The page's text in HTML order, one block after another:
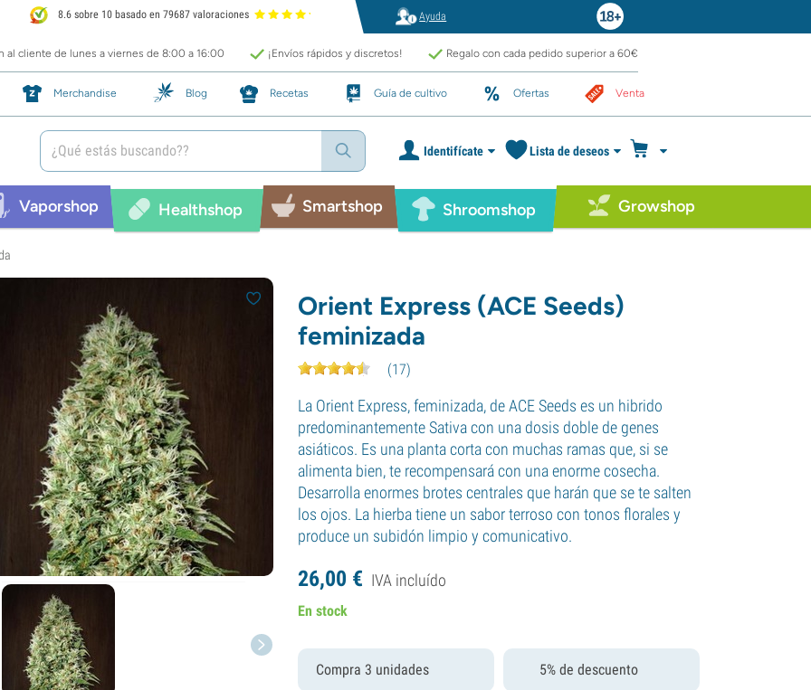
8.6 sobre 10 basado en 79687 valoraciones Ayuda
al cliente de lunes a viernes de 8:00 a 16:00 ¡Envíos rápidos y discretos! Regalo con cada pedido superior a 60€
Merchandise Blog Recetas Guía de cultivo Ofertas Venta
Identifícate Lista de deseos
Vaporshop Healthshop Smartshop Shroomshop Growshop
Orient Express (ACE Seeds)
feminizada
(17)
La Orient Express, feminizada, de ACE Seeds es un hibrido
predominantemente Sativa con una dosis doble de genes
asiáticos. Es una planta corta con muchas ramas que, si se
alimenta bien, te recompensará con una enorme cosecha.
Desarrolla enormes brotes centrales que harán que se te salten
los ojos. La hierba tiene un sabor terroso con tonos florales y
produce un subidón limpio y comunicativo.
26,00 € IVA incluído
En stock
Compra 3 unidades 5% de descuento